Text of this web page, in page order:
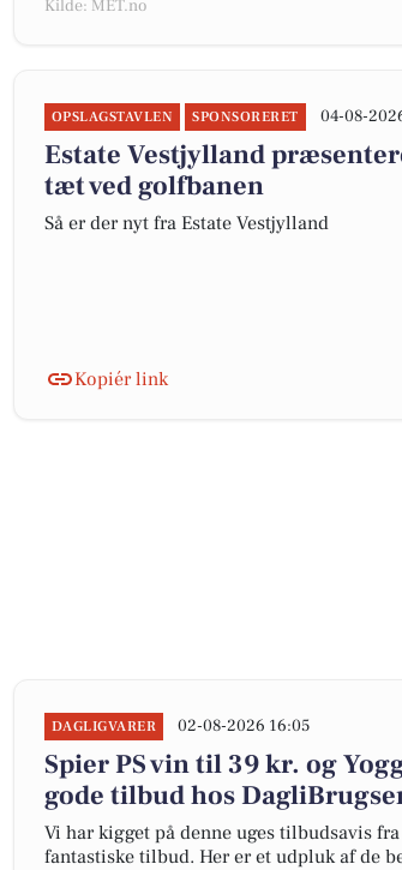
Kilde: MET.no
OPSLAGSTAVLEN SPONSORERET 04-08-
Estate Vestjylland
tæt ved golfbanen
Så er der nyt fra Estate Vestjylland
Kopiér link
DAGLIGVARER 02-08-2026 16:05
Spier PS vin til 39 kr. og
gode tilbud hos
Vi har kigget på denne uges tilbudsavis
fantastiske tilbud. Her er et udpluk af de